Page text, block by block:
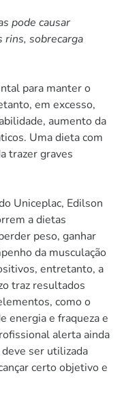
pode causar
rins, sobrecarga
para manter o
em excesso,
aumento da
Uma dieta com
trazer graves
Uniceplac, Edilson
a dietas
peso, ganhar
da musculação
entretanto, a
traz resultados
como o
energia e fraqueza e
alerta ainda
ser utilizada
certo objetivo e